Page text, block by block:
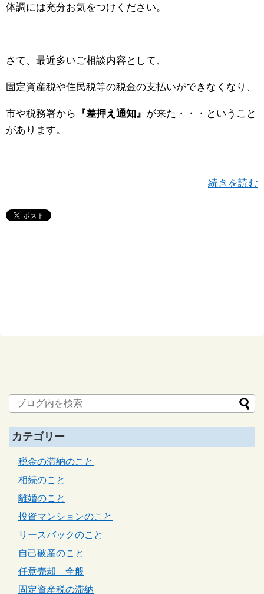
体調には充分お気をつけください。
さて、最近多いご相談内容として、
固定資産税や住民税等の税金の支払いができなくなり、
市や税務署から 『差押え通知』 が来た・・・ということ
があります。
続きを読む
カテゴリー
税金の滞納のこと
相続のこと
離婚のこと
投資マンションのこと
リースバックのこと
自己破産のこと
任意売却 全般
固定資産税の滞納